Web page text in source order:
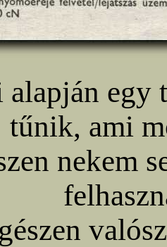
alapján egy
tűnik, ami
nekem